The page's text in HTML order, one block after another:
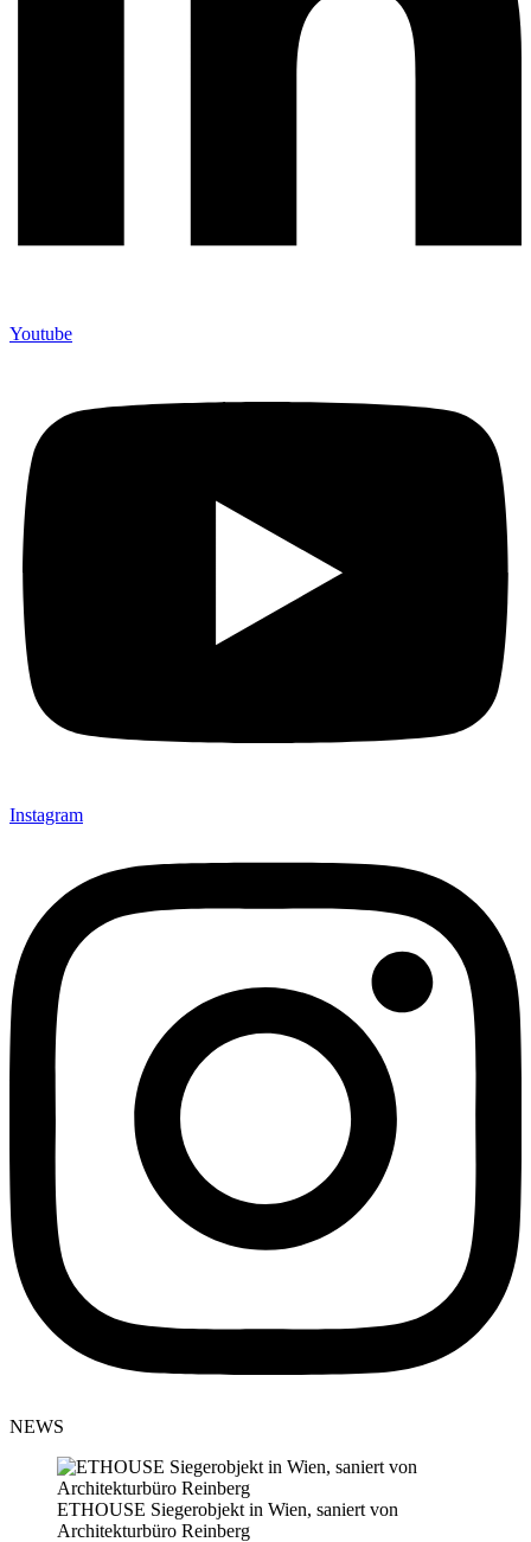
Youtube
Instagram
NEWS
ETHOUSE Siegerobjekt in Wien, saniert von
Architekturbüro Reinberg